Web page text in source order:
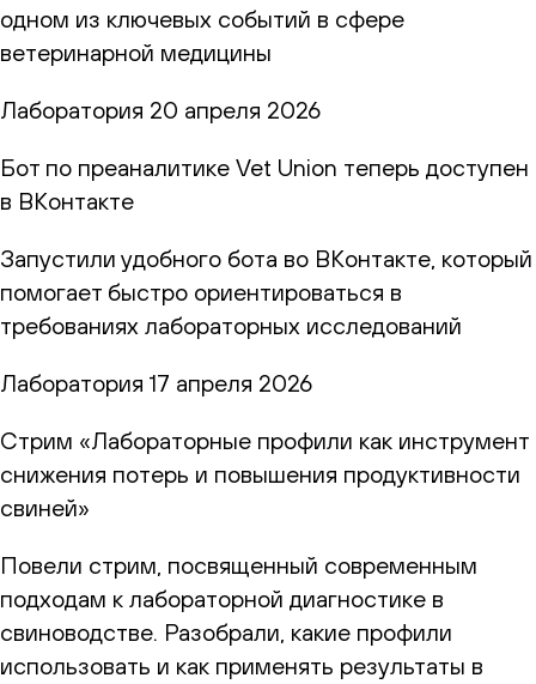
одном из ключевых событий в сфере
ветеринарной медицины
Лаборатория 20 апреля 2026
Бот по преаналитике Vet Union теперь доступен
в ВКонтакте
Запустили удобного бота во ВКонтакте, который
помогает быстро ориентироваться в
требованиях лабораторных исследований
Лаборатория 17 апреля 2026
Стрим «Лабораторные профили как инструмент
снижения потерь и повышения продуктивности
свиней»
Повели стрим, посвященный современным
подходам к лабораторной диагностике в
свиноводстве. Разобрали, какие профили
использовать и как применять результаты в